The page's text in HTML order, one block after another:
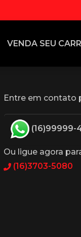
VENDA SEU
Entre em contato
(16)99999-
Ou ligue agora
(16)3703-5080